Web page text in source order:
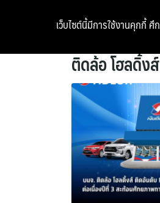
ติดล้อ โฮลดิ้งส์
เว็บไซต์นี้มีการใช้งานคุกกี้ ศึ